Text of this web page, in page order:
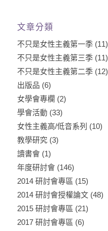
文章分類
不只是女性主義第一季(11)
不只是女性主義第三季(11)
不只是女性主義第二季(12)
出版品 (6)
女學會專欄 (2)
學會活動 (33)
女性主義高/低音系列 (10)
教學研究(3)
讀書會(1)
年度研討會(146)
2014 研討會專區 (15)
2014 研討會授權論文(48)
2015 研討會專區 (21)
2017 研討會專區 (6)